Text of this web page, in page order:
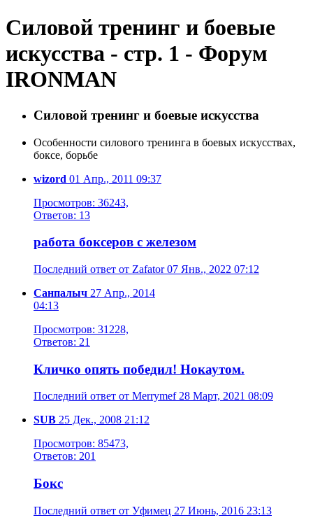
Силовой тренинг и боевые
искусства - стр. 1 - Форум
IRONMAN
Силовой тренинг и боевые искусства
Особенности силового тренинга в боевых искусствах,
боксе, борьбе
wizord 01 Апр., 2011 09:37
Просмотров: 36243,
Ответов: 13
работа боксеров с железом
Последний ответ от Zafator 07 Янв., 2022 07:12
Санпалыч 27 Апр., 2014
04:13
Просмотров: 31228,
Ответов: 21
Кличко опять победил! Нокаутом.
Последний ответ от Merrymef 28 Март, 2021 08:09
SUB 25 Дек., 2008 21:12
Просмотров: 85473,
Ответов: 201
Бокс
Последний ответ от Уфимец 27 Июнь, 2016 23:13